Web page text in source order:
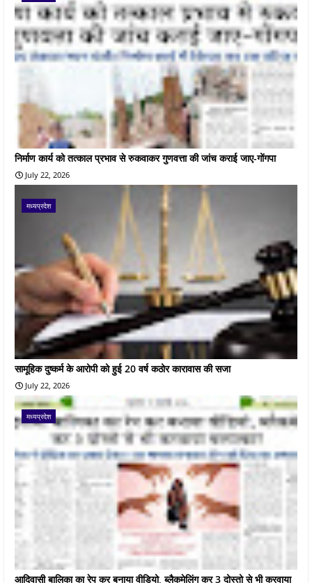
निर्माण कार्य को तत्काल प्रभाव से रुकवाकर गुणवत्ता की जांच कराई जाए-गोंगपा
July 22, 2026
मध्यप्रदेश
सामूहिक दुष्कर्म के आरोपी को हुई 20 वर्ष कठोर कारावास की सजा
July 22, 2026
मध्यप्रदेश
आदिवासी बालिका का रेप कर बनाया वीडियो, ब्लैकमेलिंग कर 3 दोस्तो से भी करवाया